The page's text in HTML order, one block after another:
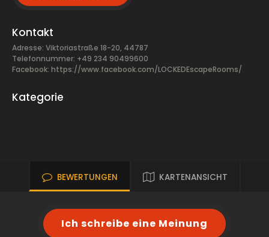
Kontakt
Adresse: Viktoriastraße 18-20, 44787
Telefonnummer: +49 234 90499600
Facebook: https://www.facebook.com/LOCKEDEscapeRooms/
Kategorie
BEWERTUNGEN KARTENANSICHT
Ich schreibe eine Meinung